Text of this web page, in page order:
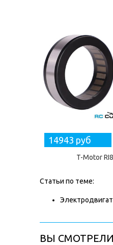
14943 руб
T-Motor
Статьи по теме:
ВЫ СМОТРЕЛИ